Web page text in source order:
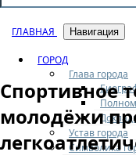
ГЛАВНАЯ Навигация
ГОРОД
Глава города
Устав города
Символика
Спортивное
молодёжи